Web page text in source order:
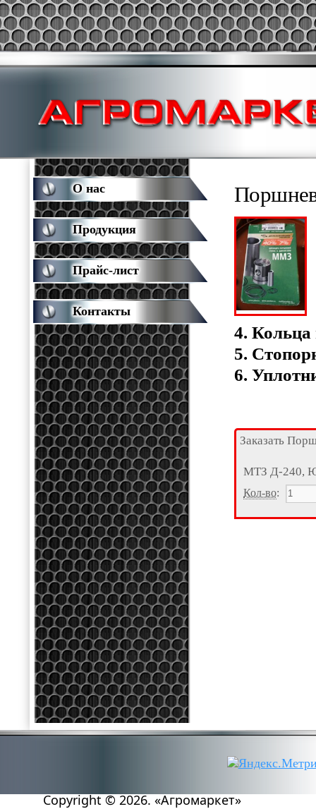
4.
5.
6.
Заказать
МТЗ Д-240,
Кол-во:
О нас
Продукция
Прайс-лист
Контакты
Copyright © 2026. «Агромаркет»